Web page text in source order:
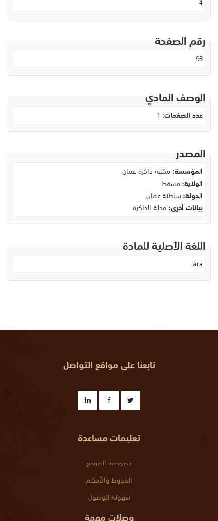
رقم الصفحة
93
الوصف المادي
عدد الصفحات: 1
المصدر
المؤسسة:مكتبة ذاكرة عمان
الولاية:مسقط
الدولة:سلطنة عمان
بيانات أخرى:مجلة الذاكرة
اللغة الأصلية للمادة
ara
تابعنا على مواقع التواصل
تعليمات مساعدة
خصوصية الموقع
الشروط والأحكام
سهولة الوصول
وصلات مهمة